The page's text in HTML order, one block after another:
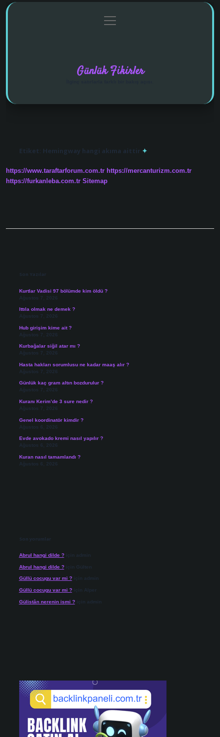
Gizlilik Politikası
menüyü
aç
Günlük Fikirler
Etiket: Hemingway hangi akıma aittir
https://www.taraftarforum.com.tr https://mercanturizm.com.tr
https://furkanleba.com.tr Sitemap
Son Yazılar
Kurtlar Vadisi 97 bölümde kim öldü ?
Ağustos 7, 2026
Ittıla olmak ne demek ?
Ağustos 7, 2026
Hub girişim kime ait ?
Ağustos 7, 2026
Kurbağalar siğil atar mı ?
Ağustos 7, 2026
Hasta hakları sorumlusu ne kadar maaş alır ?
Ağustos 7, 2026
Günlük kaç gram altın bozdurulur ?
Ağustos 7, 2026
Kuranı Kerim’de 3 sure nedir ?
Ağustos 7, 2026
Genel koordinatör kimdir ?
Ağustos 6, 2026
Evde avokado kremi nasıl yapılır ?
Ağustos 6, 2026
Kuran nasıl tamamlandı ?
Ağustos 6, 2026
Son yorumlar
Abrul hangi dilde ?için admin
Abrul hangi dilde ?için Gülten
Güllü cocugu var mi ?için admin
Güllü cocugu var mi ?için Alper
Gülistân nerenin ismi ?için admin